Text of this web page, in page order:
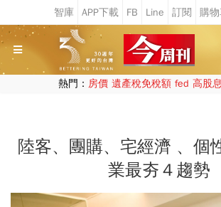
熱門： 房價 遺產稅免稅額 fed 高股
陸客、團購、宅經濟 、個
業最夯４趨勢